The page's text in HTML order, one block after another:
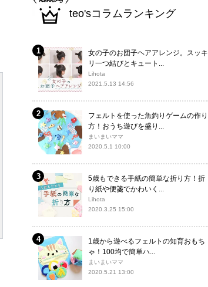
teo'sコラムランキング
女の子のお団子ヘアアレンジ。スッキ
リ一つ結びとキュート...
Lihota
2021.5.13 14:56
フェルトを使った魚釣りゲームの作り
方！おうち遊びを盛り...
まいまいママ
2020.5.1 10:00
5歳もできる手紙の簡単な折り方！折
り紙や便箋でかわいく...
Lihota
2020.3.25 15:00
1歳から遊べるフェルトの知育おもち
ゃ！100均で簡単ハ...
まいまいママ
2020.5.21 13:00